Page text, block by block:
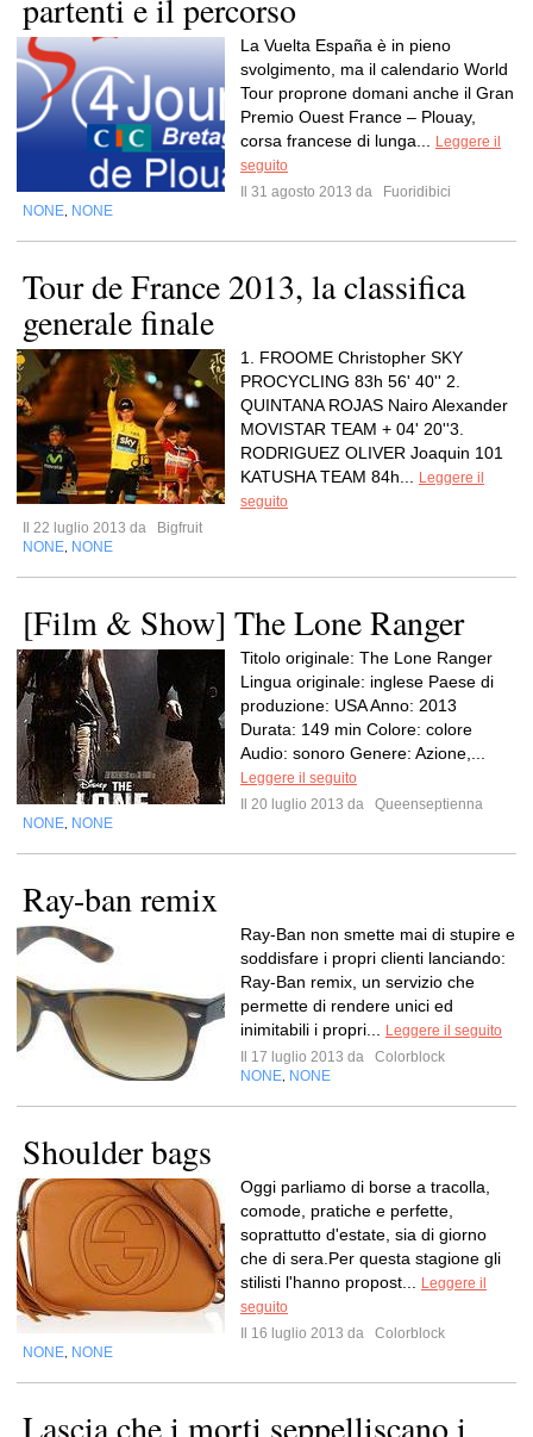
partenti e il percorso
La Vuelta España è in pieno
svolgimento, ma il calendario World
Tour proprone domani anche il Gran
Premio Ouest France – Plouay,
corsa francese di lunga...
Leggere il
seguito
Il 31 agosto 2013 da
Fuoridibici
NONE NONE
Tour de France 2013, la classifica
generale finale
1. FROOME Christopher SKY
PROCYCLING 83h 56' 40'' 2.
QUINTANA ROJAS Nairo Alexander
MOVISTAR TEAM + 04' 20''3.
RODRIGUEZ OLIVER Joaquin 101
KATUSHA TEAM 84h...
Leggere il
seguito
Il 22 luglio 2013 da
Bigfruit
NONE NONE
[Film & Show] The Lone Ranger
Titolo originale: The Lone Ranger
Lingua originale: inglese Paese di
produzione: USA Anno: 2013
Durata: 149 min Colore: colore
Audio: sonoro Genere: Azione,...
Leggere il seguito
Il 20 luglio 2013 da
Queenseptienna
NONE NONE
Ray-ban remix
Ray-Ban non smette mai di stupire e
soddisfare i propri clienti lanciando:
Ray-Ban remix, un servizio che
permette di rendere unici ed
inimitabili i propri...
Leggere il seguito
Il 17 luglio 2013 da
Colorblock
NONE NONE
Shoulder bags
Oggi parliamo di borse a tracolla,
comode, pratiche e perfette,
soprattutto d'estate, sia di giorno
che di sera.Per questa stagione gli
stilisti l'hanno propost...
Leggere il
seguito
Il 16 luglio 2013 da
Colorblock
NONE NONE
Lascia che i morti seppelliscano i